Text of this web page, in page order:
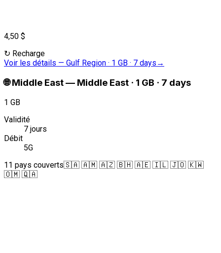
4,50 $
↻ Recharge
Voir les détails — Gulf Region · 1 GB · 7 days →
🌐 Middle East— Middle East · 1 GB · 7 days
1 GB
Validité
7 jours
Débit
5G
11 pays couverts🇸🇦 🇦🇲 🇦🇿 🇧🇭 🇦🇪 🇮🇱 🇯🇴 🇰🇼
🇴🇲 🇶🇦